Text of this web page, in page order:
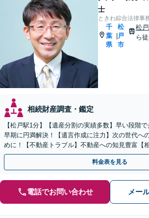
士
ときわ綜合法律事
千
葉
県
松
戸
市
松
ら
相続財産調査・鑑定
【松戸駅1分】【遺産分割の実績多数】早い段階で
早期に円満解決！【遺言作成に注力】次の世代へ
めに！【不動産トラブル】不動産への知見豊富【
る前にお手続きを。
料金表を見る
電話でお問い合わせ メー